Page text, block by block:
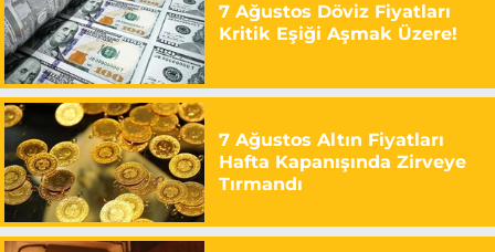
7 Ağustos Döviz Fiyatları
Kritik Eşiği Aşmak Üzere!
7 Ağustos Altın Fiyatları
Hafta Kapanışında Zirveye
Tırmandı